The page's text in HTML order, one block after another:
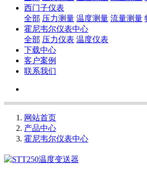
西门子仪表
全部 压力测量 温度测量 流量测量
霍尼韦尔仪表中心
全部 压力仪表 温度仪表
下载中心
客户案例
联系我们
网站首页
产品中心
霍尼韦尔仪表中心